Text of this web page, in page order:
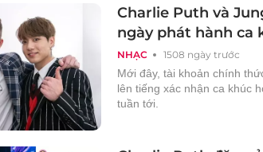
NHẠC 1508 ngày trước
Charlie Puth và
ngày phát hành ca
Mới đây, tài khoản chính
lên tiếng xác nhận ca khúc
tuần tới.